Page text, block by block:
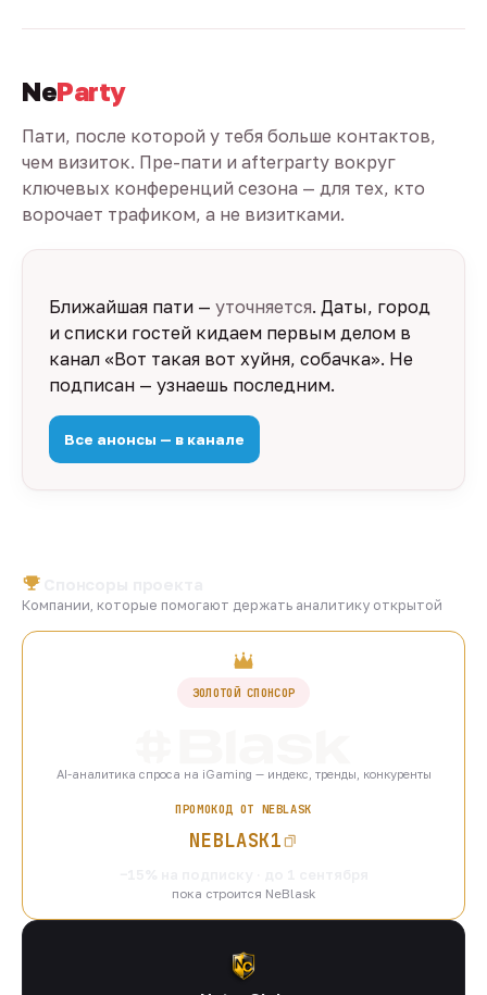
NeParty
Пати, после которой у тебя больше контактов,
чем визиток. Пре-пати и afterparty вокруг
ключевых конференций сезона — для тех, кто
ворочает трафиком, а не визитками.
Ближайшая пати — уточняется. Даты, город
и списки гостей кидаем первым делом в
канал «Вот такая вот хуйня, собачка». Не
подписан — узнаешь последним.
Все анонсы — в канале
Компании, которые помогают держать аналитику открытой
ЗОЛОТОЙ СПОНСОР
AI-аналитика спроса на iGaming — индекс, тренды, конкуренты
ПРОМОКОД ОТ NEBLASK
NEBLASK1
пока строится NeBlask